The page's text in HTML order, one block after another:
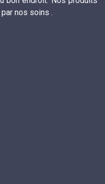
nos soins .